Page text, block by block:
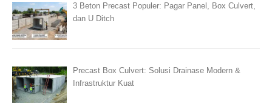
3 Beton Precast Populer: Pagar Panel, Box Culvert,
dan U Ditch
Precast Box Culvert: Solusi Drainase Modern &
Infrastruktur Kuat